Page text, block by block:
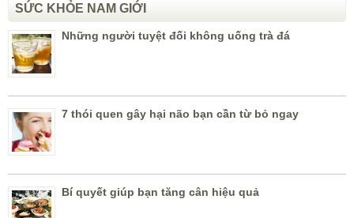
SỨC KHỎE NAM GIỚI
Những người tuyệt đối không uống trà đá
7 thói quen gây hại não bạn cần từ bỏ ngay
Bí quyết giúp bạn tăng cân hiệu quả